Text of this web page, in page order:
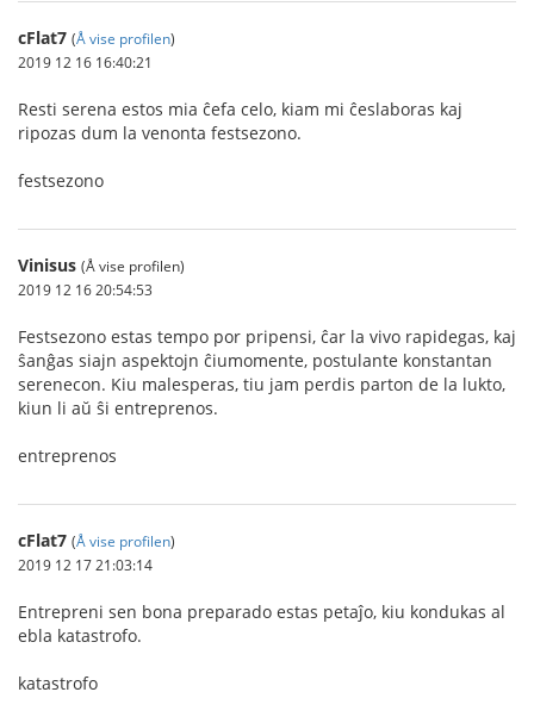
cFlat7 (Å vise profilen)
2019 12 16 16:40:21
Resti serena estos mia ĉefa celo, kiam mi ĉeslaboras kaj
ripozas dum la venonta festsezono.
festsezono
Vinisus (Å vise profilen)
2019 12 16 20:54:53
Festsezono estas tempo por pripensi, ĉar la vivo rapidegas, kaj
ŝanĝas siajn aspektojn ĉiumomente, postulante konstantan
serenecon. Kiu malesperas, tiu jam perdis parton de la lukto,
kiun li aŭ ŝi entreprenos.
entreprenos
cFlat7 (Å vise profilen)
2019 12 17 21:03:14
Entrepreni sen bona preparado estas petaĵo, kiu kondukas al
ebla katastrofo.
katastrofo